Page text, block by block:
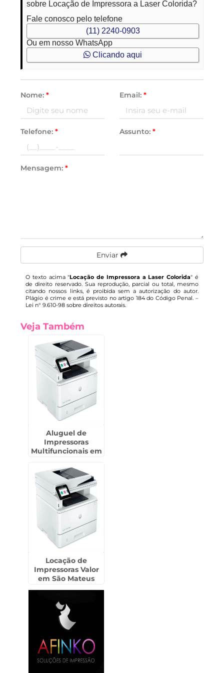
sobre Locação de Impressora a Laser Colorida?
Fale conosco pelo telefone
(11) 2240-0903
Ou em nosso WhatsApp
Clicando aqui
Nome:* Email: *
Telefone:* Assunto: *
Mensagem:*
Enviar
O texto acima "Locação de Impressora a Laser Colorida" é
de direito reservado. Sua reprodução, parcial ou total, mesmo
citando nossos links, é proibida sem a autorização do autor.
Plágio é crime e está previsto no artigo 184 do Código Penal. –
Lei n° 9.610-98 sobre direitos autorais.
Veja Também
Aluguel de
Impressoras
Multifuncionais em
D`Oeste
Locação de
Impressoras Valor
em São Mateus